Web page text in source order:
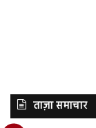
ताज़ा समाचार